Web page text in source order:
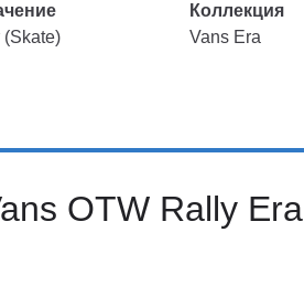
(Skate)
Коллекция
Vans Era
OTW Rally Era